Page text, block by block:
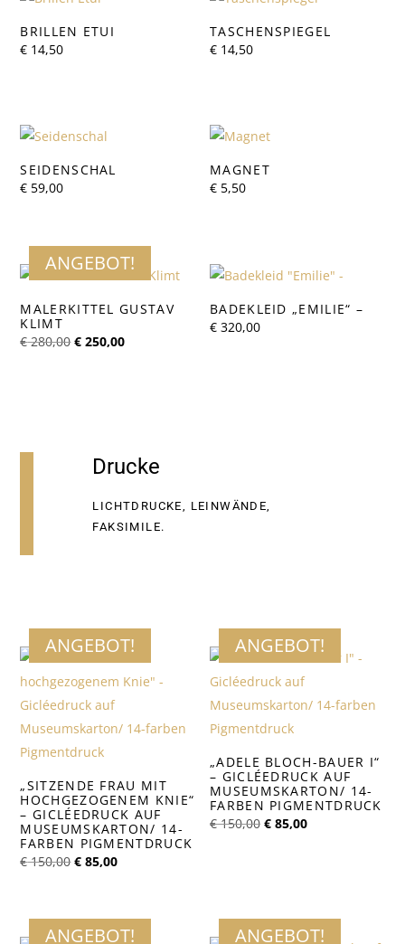
BRILLEN ETUI
€ 14,50
TASCHENSPIEGEL
€ 14,50
SEIDENSCHAL
€ 59,00
MAGNET
€ 5,50
ANGEBOT!
MALERKITTEL GUSTAV
KLIMT
€280,00Ursprünglicher
€ 250,00Aktueller
BADEKLEID „EMILIE“ –
€ 320,00
Drucke
LICHTDRUCKE, LEINWÄNDE,
FAKSIMILE.
ANGEBOT!
„SITZENDE FRAU MIT
HOCHGEZOGENEM KNIE“
– GICLÉEDRUCK AUF
MUSEUMSKARTON/ 14-
FARBEN PIGMENTDRUCK
€150,00Ursprünglicher
Preis
€ 85,00Aktueller
ANGEBOT!
„ADELE BLOCH-BAUER I“
– GICLÉEDRUCK AUF
MUSEUMSKARTON/ 14-
FARBEN PIGMENTDRUCK
€150,00 Ursprünglicher
Preis
€ 85,00Aktueller
ANGEBOT! ANGEBOT!